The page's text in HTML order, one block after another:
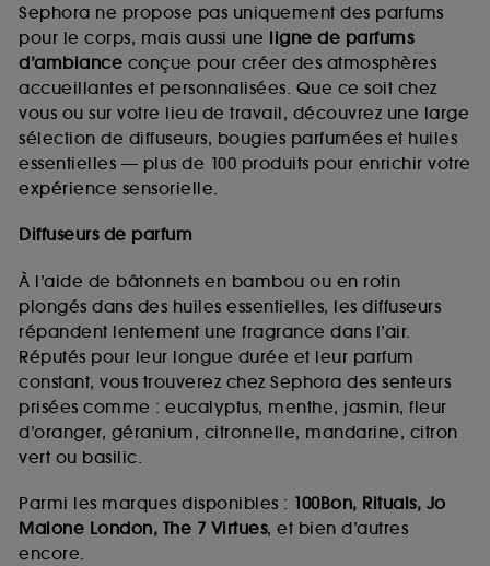
Sephora ne propose pas uniquement des parfums
pour le corps, mais aussi une ligne de parfums
d’ambiance conçue pour créer des atmosphères
accueillantes et personnalisées. Que ce soit chez
vous ou sur votre lieu de travail, découvrez une large
sélection de diffuseurs, bougies parfumées et huiles
essentielles — plus de 100 produits pour enrichir votre
expérience sensorielle.
Diffuseurs de parfum
À l’aide de bâtonnets en bambou ou en rotin
plongés dans des huiles essentielles, les diffuseurs
répandent lentement une fragrance dans l’air.
Réputés pour leur longue durée et leur parfum
constant, vous trouverez chez Sephora des senteurs
prisées comme : eucalyptus, menthe, jasmin, fleur
d’oranger, géranium, citronnelle, mandarine, citron
vert ou basilic.
Parmi les marques disponibles : 100Bon, Rituals, Jo
Malone London, The 7 Virtues, et bien d’autres
encore.